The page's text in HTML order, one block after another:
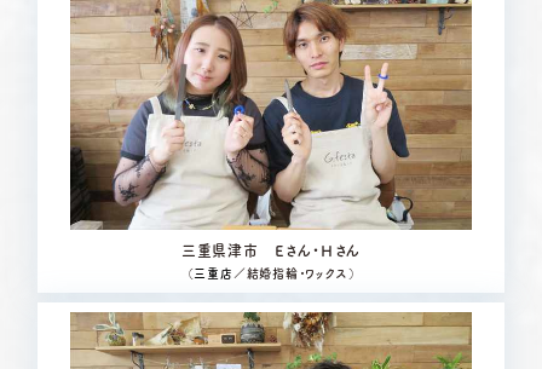
三重県津市 Ｅさん・Ｈさん
（三重店 ／結婚指輪・ワックス）